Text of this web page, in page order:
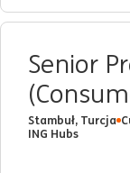
Senior
Stambuł, Turcja
ING Hubs